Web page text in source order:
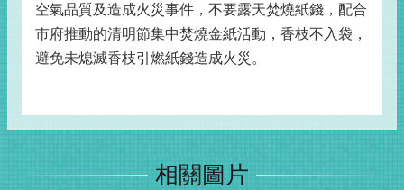
空氣品質及造成火災事件，不要露天焚燒紙錢，配合
市府推動的清明節集中焚燒金紙活動，香枝不入袋，
避免未熄滅香枝引燃紙錢造成火災。
相關圖片